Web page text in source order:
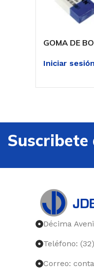
GOMA DE
Iniciar
Décima
Teléfono:
Correo: